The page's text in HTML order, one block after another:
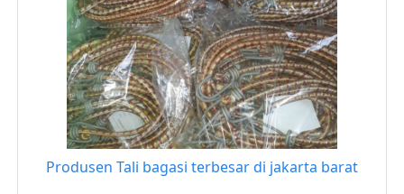
Produsen Tali bagasi terbesar di jakarta barat